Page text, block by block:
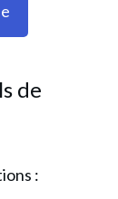
de
: